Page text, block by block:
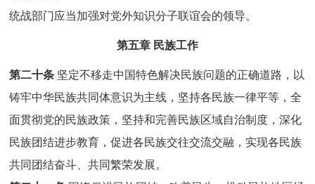
统战部门应当加强对党外知识分子联谊会的领导。
第五章 民族工作
第二十条 坚定不移走中国特色解决民族问题的正确道路，以
铸牢中华民族共同体意识为主线，坚持各民族一律平等，全
面贯彻党的民族政策，坚持和完善民族区域自治制度，深化
民族团结进步教育，促进各民族交往交流交融，实现各民族
共同团结奋斗、共同繁荣发展。